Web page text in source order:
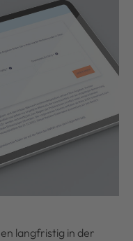
langfristig in der